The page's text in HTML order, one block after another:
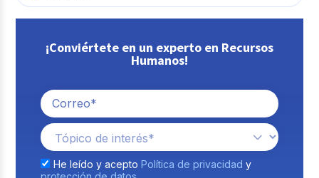
¡Conviértete en un experto en Recursos
Humanos!
He leído y acepto Política de privacidad y